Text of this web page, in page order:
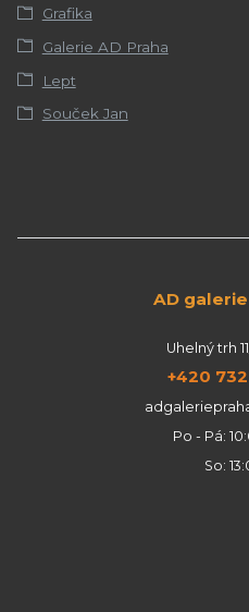
Grafika
Galerie AD Praha
Lept
Souček Jan
AD galerie
Uhelný trh
+420
Po - Pá:
So: